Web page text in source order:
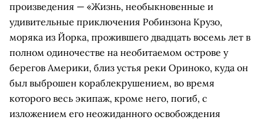
произведения — «Жизнь, необыкновенные и
удивительные приключения Робинзона Крузо,
моряка из Йорка, прожившего двадцать восемь лет в
полном одиночестве на необитаемом острове у
берегов Америки, близ устья реки Ориноко, куда он
был выброшен кораблекрушением, во время
которого весь экипаж, кроме него, погиб, с
изложением его неожиданного освобождения